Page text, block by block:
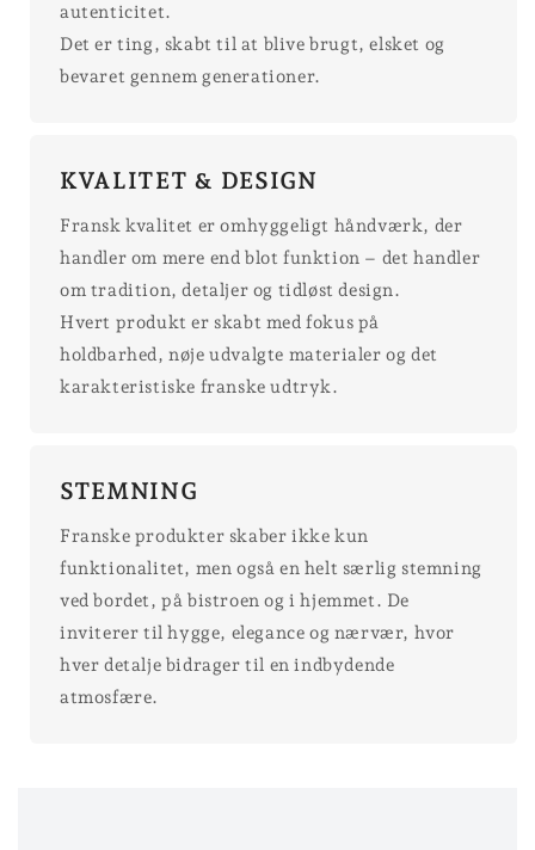
autenticitet.
Det er ting, skabt til at blive brugt, elsket og
bevaret gennem generationer.
KVALITET & DESIGN
Fransk kvalitet er omhyggeligt håndværk, der
handler om mere end blot funktion – det handler
om tradition, detaljer og tidløst design.
Hvert produkt er skabt med fokus på
holdbarhed, nøje udvalgte materialer og det
karakteristiske franske udtryk.
STEMNING
Franske produkter skaber ikke kun
funktionalitet, men også en helt særlig stemning
ved bordet, på bistroen og i hjemmet. De
inviterer til hygge, elegance og nærvær, hvor
hver detalje bidrager til en indbydende
atmosfære.